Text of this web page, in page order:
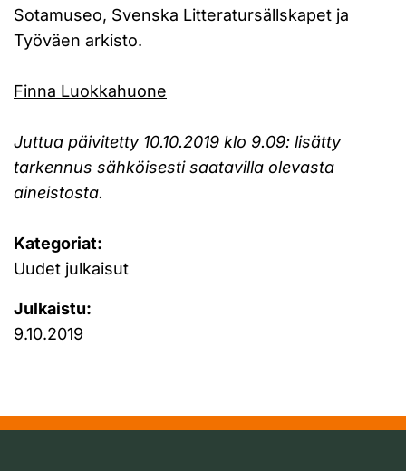
Sotamuseo, Svenska Litteratursällskapet ja
Työväen arkisto.
Finna Luokkahuone
Juttua päivitetty 10.10.2019 klo 9.09: lisätty
tarkennus sähköisesti saatavilla olevasta
aineistosta.
Kategoriat:
Uudet julkaisut
Julkaistu:
9.10.2019